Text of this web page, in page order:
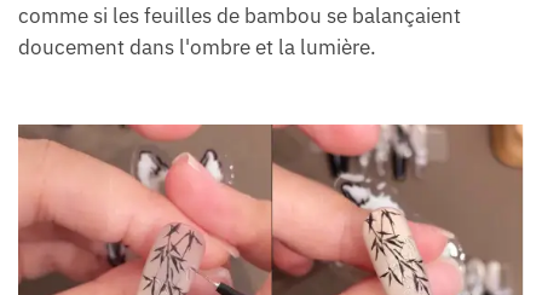
comme si les feuilles de bambou se balançaient
doucement dans l'ombre et la lumière.